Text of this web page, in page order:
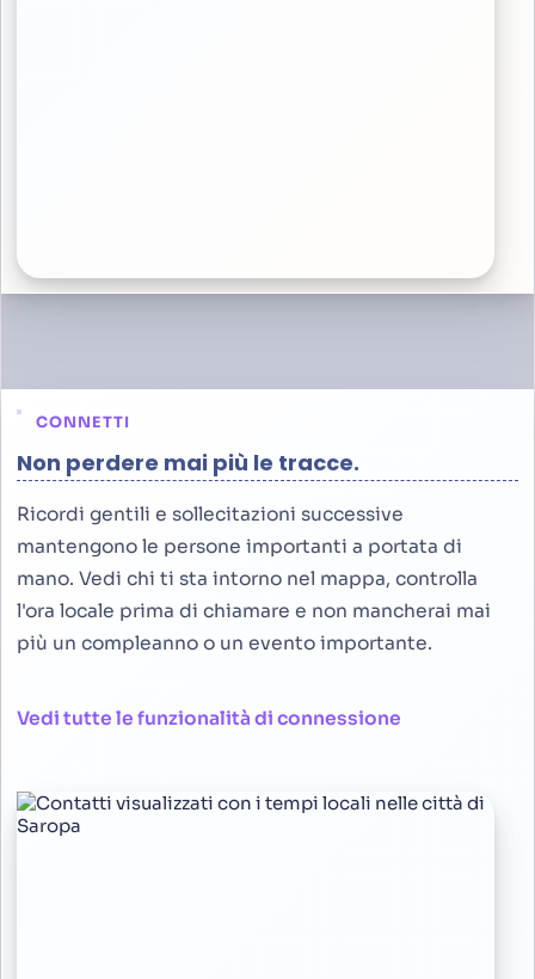
CONNETTI
Non perdere mai più le tracce.
Ricordi gentili e sollecitazioni successive
mantengono le persone importanti a portata di
mano. Vedi chi ti sta intorno nel mappa, controlla
l'ora locale prima di chiamare e non mancherai mai
più un compleanno o un evento importante.
Vedi tutte le funzionalità di connessione